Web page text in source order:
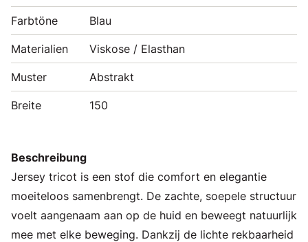
Farbtöne Blau
Materialien Viskose / Elasthan
Muster Abstrakt
Breite 150
Beschreibung
Jersey tricot is een stof die comfort en elegantie
moeiteloos samenbrengt. De zachte, soepele structuur
voelt aangenaam aan op de huid en beweegt natuurlijk
mee met elke beweging. Dankzij de lichte rekbaarheid